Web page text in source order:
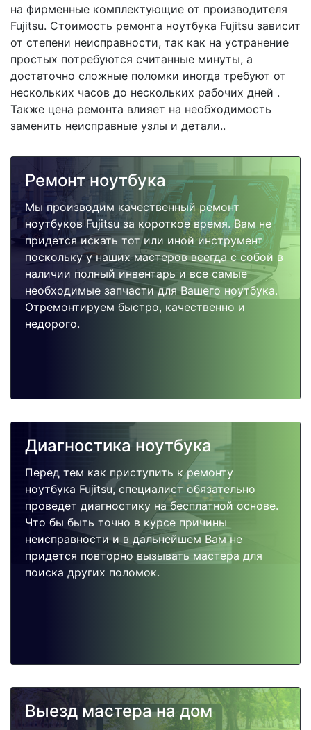
на фирменные комплектующие от производителя
Fujitsu. Стоимость ремонта ноутбука Fujitsu зависит
от степени неисправности, так как на устранение
простых потребуются считанные минуты, а
достаточно сложные поломки иногда требуют от
нескольких часов до нескольких рабочих дней .
Также цена ремонта влияет на необходимость
заменить неисправные узлы и детали..
Ремонт ноутбука
Мы производим качественный ремонт
ноутбуков Fujitsu за короткое время. Вам не
придется искать тот или иной инструмент
поскольку у наших мастеров всегда с собой в
наличии полный инвентарь и все самые
необходимые запчасти для Вашего ноутбука.
Отремонтируем быстро, качественно и
недорого.
Диагностика ноутбука
Перед тем как приступить к ремонту
ноутбука Fujitsu, специалист обязательно
проведет диагностику на бесплатной основе.
Что бы быть точно в курсе причины
неисправности и в дальнейшем Вам не
придется повторно вызывать мастера для
поиска других поломок.
Выезд мастера на дом